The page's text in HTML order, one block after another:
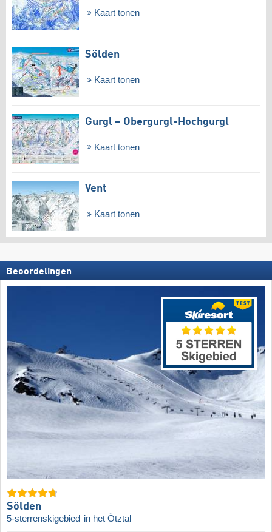
Kaart tonen
Sölden
Kaart tonen
Gurgl – Obergurgl-Hochgurgl
Kaart tonen
Vent
Kaart tonen
Beoordelingen
Sölden
5-sterrenskigebied in het Ötztal